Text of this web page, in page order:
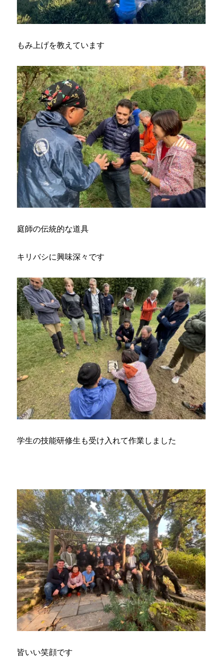
もみ上げを教えています
庭師の伝統的な道具
キリバシに興味深々です
学生の技能研修生も受け入れて作業しました
皆いい笑顔です